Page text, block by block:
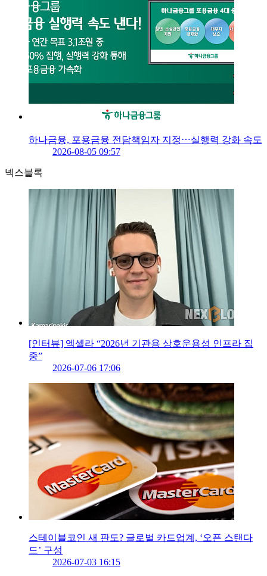
하나금융, 포용금융 전담책임자 지정⋯실행력 강화 속도
2026-08-05 09:57
넥스블록
[인터뷰] 엑셀라 “2026년 기관용 상호운용성 인프라 집
중”
2026-07-06 17:06
스테이블코인 새 판도? 글로벌 카드업계, ‘오픈 스탠다
드’ 구성
2026-07-03 16:15